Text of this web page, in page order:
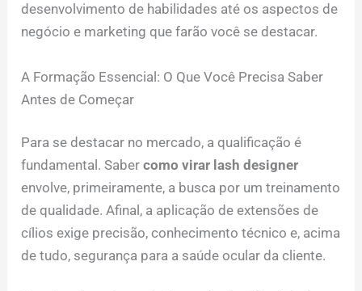
desenvolvimento de habilidades até os aspectos de
negócio e marketing que farão você se destacar.
A Formação Essencial: O Que Você Precisa Saber
Antes de Começar
Para se destacar no mercado, a qualificação é
fundamental. Sabercomo virar lash designer
envolve, primeiramente, a busca por um treinamento
de qualidade. Afinal, a aplicação de extensões de
cílios exige precisão, conhecimento técnico e, acima
de tudo, segurança para a saúde ocular da cliente.